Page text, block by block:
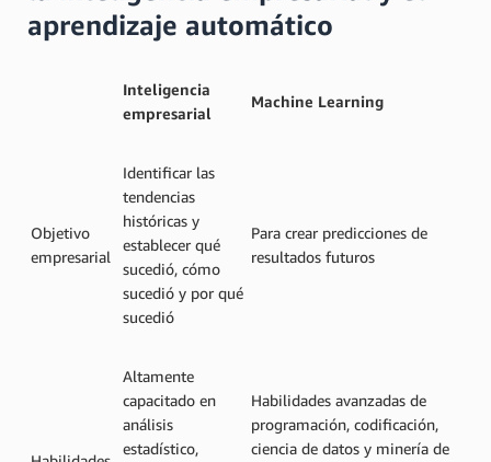
aprendizaje automático
Inteligencia
empresarial
Machine Learning
Objetivo
empresarial
Identificar las
tendencias
históricas y
establecer qué
sucedió, cómo
sucedió y por qué
sucedió
Para crear predicciones de
resultados futuros
Altamente
capacitado en
análisis
estadístico,
Habilidades avanzadas de
programación, codificación,
ciencia de datos y minería de